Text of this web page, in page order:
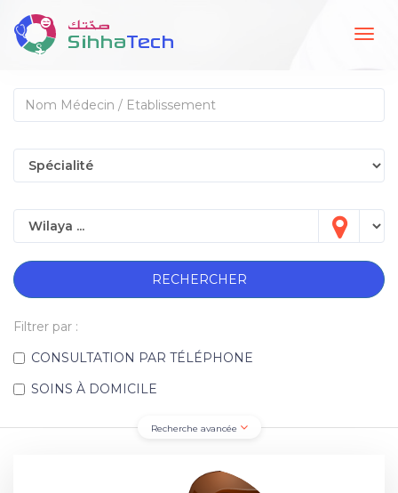
RECHERCHER
Filtrer par :
CONSULTATION PAR TÉLÉPHONE
SOINS À DOMICILE
Recherche avancée